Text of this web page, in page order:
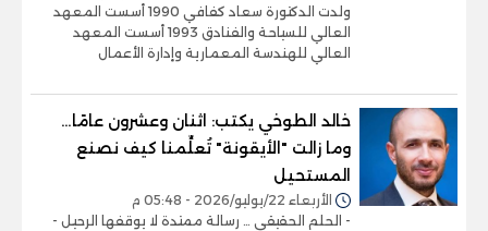
ولدت الدكتورة سعاد كفافي 1990 أسست المعهد
العالي للسياحة والفنادق 1993 أسست المعهد
العالي للهندسة المعمارية وإدارة الأعمال
خالد الطوخي يكتب: اثنان وعشرون عامًا…
وما زالت "الأيقونة" تُعلِّمنا كيف نصنع
المستحيل
الأربعاء 22/يوليو/2026 - 05:48 م
- الحلم الحقيقي … رسالة ممتدة لا يوقفها الرحيل -